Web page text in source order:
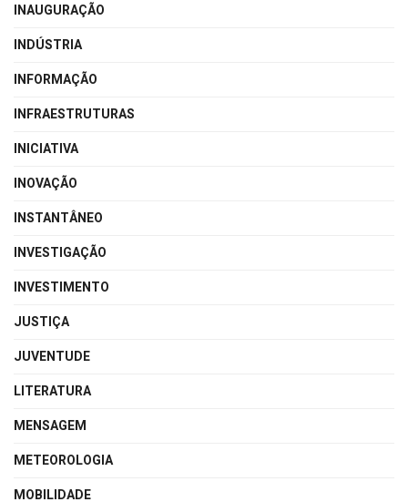
INAUGURAÇÃO
INDÚSTRIA
INFORMAÇÃO
INFRAESTRUTURAS
INICIATIVA
INOVAÇÃO
INSTANTÂNEO
INVESTIGAÇÃO
INVESTIMENTO
JUSTIÇA
JUVENTUDE
LITERATURA
MENSAGEM
METEOROLOGIA
MOBILIDADE